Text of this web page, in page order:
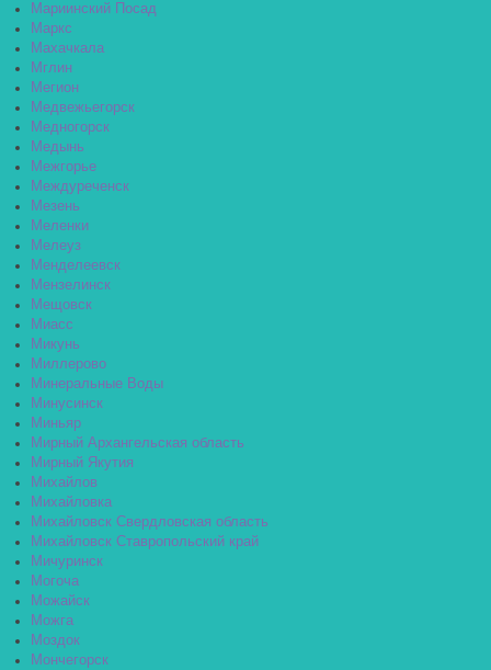
Мариинский Посад
Маркс
Махачкала
Мглин
Мегион
Медвежьегорск
Медногорск
Медынь
Межгорье
Междуреченск
Мезень
Меленки
Мелеуз
Менделеевск
Мензелинск
Мещовск
Миасс
Микунь
Миллерово
Минеральные Воды
Минусинск
Миньяр
Мирный Архангельская область
Мирный Якутия
Михайлов
Михайловка
Михайловск Свердловская область
Михайловск Ставропольский край
Мичуринск
Могоча
Можайск
Можга
Моздок
Мончегорск